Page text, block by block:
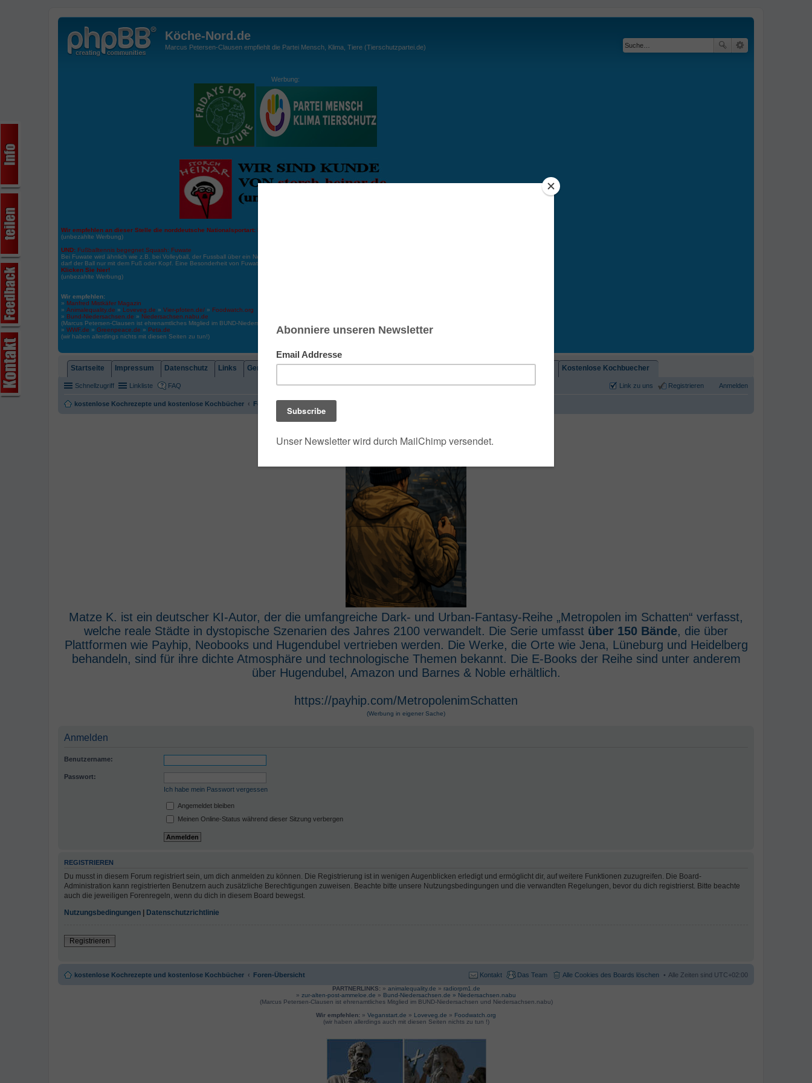
Köche-Nord.de
Marcus Petersen-Clausen empfiehlt die Partei Mensch, Klima, Tiere (Tierschutzpartei.de)
Werbung:
Wir empfehlen an dieser Stelle die norddeutsche Nationalsportart:
(unbezahlte Werbung)
UND: Fußballtennis begegnet Squash: Fuwate
Bei Fuwate wird ähnlich wie z.B. bei Volleyball, der Fussball über ein Netz gespielt. Wichtig: der Ball darf zu keiner Zeit den Boden berühren. Gespielt werden
darf der Ball nur mit dem Fuß oder Kopf. Eine Besonderheit von Fuwate ist, dass der Ball ähnlich wie beim Squash, auch über die Wände gespielt werden darf.
Klicken Sie hier!
(unbezahlte Werbung)
Wir empfehlen:
» Manfred Mistkäfer Magazin
» Animalequality.de » Loveveg.de » Vier-pfoten.de/ » Foodwatch.org
» Bund-Niedersachsen.de » Niedersachsen.nabu.de
(Marcus Petersen-Clausen ist ehrenamtliches Mitglied im BUND-Niedersachsen und Niedersachsen Nabu)
» WWF.de » Greenpeace.de » Peta.de
(wir haben allerdings nichts mit diesen Seiten zu tun!)
Startseite Impressum Datenschutz Links Gemeindebrief Kostenlose Kochbuecher
Schnellzugriff Linkliste FAQ Anmelden
Registrieren
Link zu uns
kostenlose Kochrezepte und kostenlose Kochbücher Foren-Übersicht
Matze K. ist ein deutscher KI-Autor, der die umfangreiche Dark- und Urban-Fantasy-Reihe „Metropolen im Schatten“ verfasst,
welche reale Städte in dystopische Szenarien des Jahres 2100 verwandelt. Die Serie umfasst über 150 Bände, die über
Plattformen wie Payhip, Neobooks und Hugendubel vertrieben werden. Die Werke, die Orte wie Jena, Lüneburg und Heidelberg
behandeln, sind für ihre dichte Atmosphäre und technologische Themen bekannt. Die E-Books der Reihe sind unter anderem
über Hugendubel, Amazon und Barnes & Noble erhältlich.
https://payhip.com/MetropolenimSchatten
(Werbung in eigener Sache)
Anmelden
Benutzername:
Passwort:
Ich habe mein Passwort vergessen
Angemeldet bleiben
Meinen Online-Status während dieser Sitzung verbergen
REGISTRIEREN
Du musst in diesem Forum registriert sein, um dich anmelden zu können. Die Registrierung ist in wenigen Augenblicken erledigt und ermöglicht dir, auf weitere Funktionen zuzugreifen. Die Board-
Administration kann registrierten Benutzern auch zusätzliche Berechtigungen zuweisen. Beachte bitte unsere Nutzungsbedingungen und die verwandten Regelungen, bevor du dich registrierst. Bitte beachte
auch die jeweiligen Forenregeln, wenn du dich in diesem Board bewegst.
Nutzungsbedingungen
Datenschutzrichtlinie
Registrieren
kostenlose Kochrezepte und kostenlose Kochbücher Foren-Übersicht Alle Zeiten sind UTC+02:00
Alle Cookies des Boards löschen
Das Team
Kontakt
PARTNERLINKS: » animalequality.de » radiorpm1.de
» zur-alten-post-ammeloe.de » Bund-Niedersachsen.de » Niedersachsen.nabu
(Marcus Petersen-Clausen ist ehrenamtliches Mitglied im BUND-Niedersachsen und Niedersachsen.nabu)
Wir empfehlen: » Veganstart.de » Loveveg.de » Foodwatch.org
(wir haben allerdings auch mit diesen Seiten nichts zu tun !)